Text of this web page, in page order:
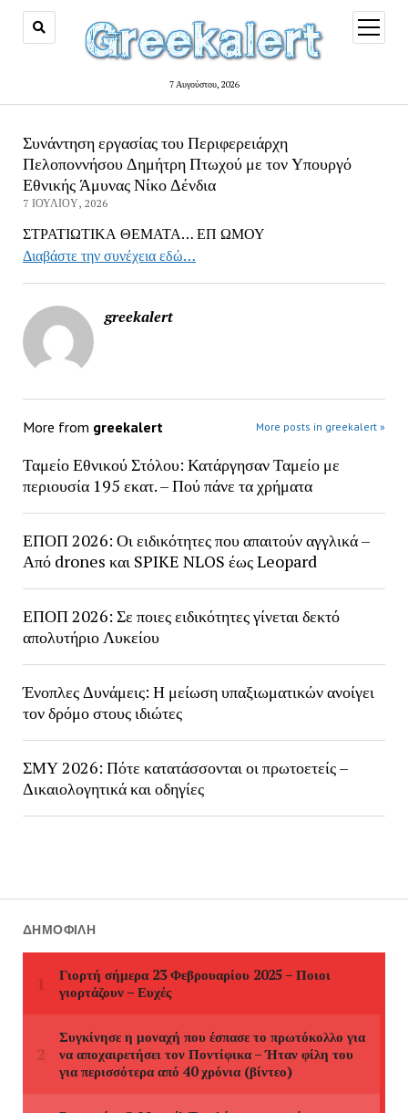
7 Αυγούστου, 2026
open
menu
Συνάντηση εργασίας του Περιφερειάρχη
Πελοποννήσου Δημήτρη Πτωχού με τον Υπουργό
Εθνικής Άμυνας Νίκο Δένδια
7 ΙΟΥΛΊΟΥ, 2026
ΣΤΡΑΤΙΩΤΙΚΑ ΘΕΜΑΤΑ… ΕΠ ΩΜΟΥ
Διαβάστε την συνέχεια εδώ…
greekalert
More from greekalert More posts in greekalert »
Ταμείο Εθνικού Στόλου: Κατάργησαν Ταμείο με
περιουσία 195 εκατ. – Πού πάνε τα χρήματα
ΕΠΟΠ 2026: Οι ειδικότητες που απαιτούν αγγλικά –
Από drones και SPIKE NLOS έως Leopard
ΕΠΟΠ 2026: Σε ποιες ειδικότητες γίνεται δεκτό
απολυτήριο Λυκείου
Ένοπλες Δυνάμεις: Η μείωση υπαξιωματικών ανοίγει
τον δρόμο στους ιδιώτες
ΣΜΥ 2026: Πότε κατατάσσονται οι πρωτοετείς –
Δικαιολογητικά και οδηγίες
ΔΗΜΟΦΙΛΉ